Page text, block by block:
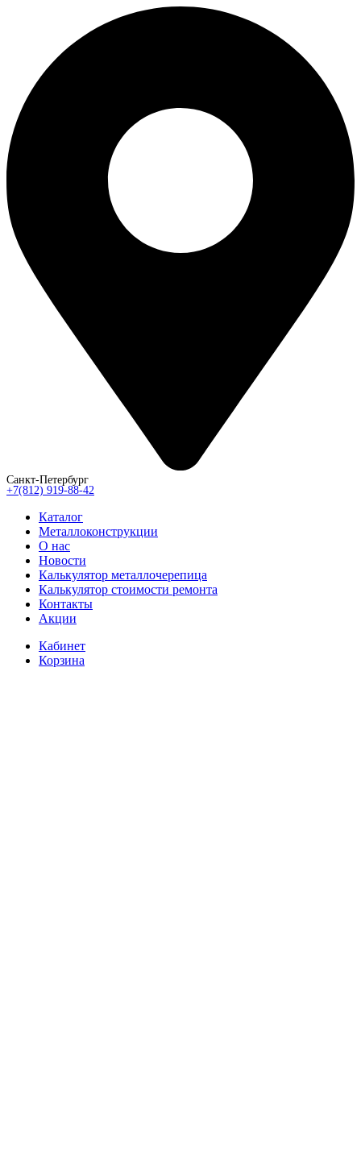
Санкт-Петербург
+7(812) 919-88-42
Каталог
Металлоконструкции
О нас
Новости
Калькулятор металлочерепица
Калькулятор стоимости ремонта
Контакты
Акции
Кабинет
Корзина